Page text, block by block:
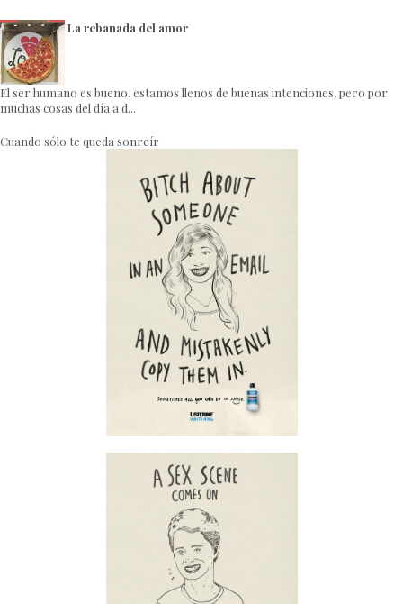
La rebanada del amor
El ser humano es bueno, estamos llenos de buenas intenciones, pero por
muchas cosas del día a d...
Cuando sólo te queda sonreír